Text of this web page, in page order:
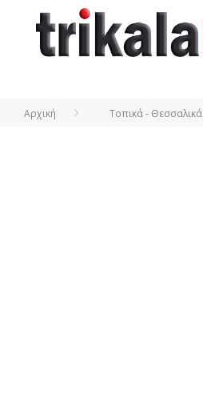
Αρχική Τοπικά - Θεσσαλικά